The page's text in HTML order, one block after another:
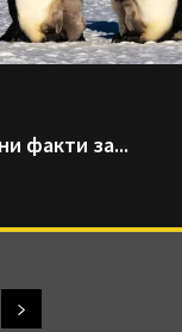
факти за...